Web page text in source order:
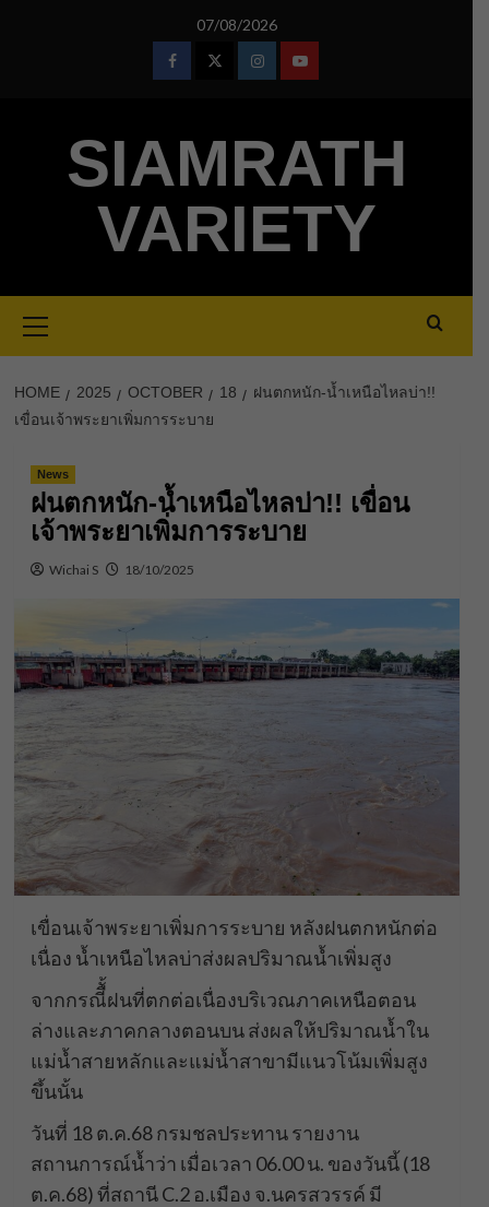
07/08/2026
FacebookTwitterInstagramYoutube
SIAMRATH
VARIETY
Menu
HOME 2025 OCTOBER 18
ฝนตกหนัก-น้ำเหนือไหลบ่า!!
เขื่อนเจ้าพระยาเพิ่มการระบาย
News
ฝนตกหนัก-น้ำเหนือไหลบ่า!! เขื่อน
เจ้าพระยาเพิ่มการระบาย
Wichai S 18/10/2025
เขื่อนเจ้าพระยาเพิ่มการระบาย หลังฝนตกหนักต่อ
เนื่อง น้ำเหนือไหลบ่าส่งผลปริมาณน้ำเพิ่มสูง
จากกรณีืั้ฝนที่ตกต่อเนื่องบริเวณภาคเหนือตอน
ล่างและภาคกลางตอนบน ส่งผลให้ปริมาณน้ำใน
แม่น้ำสายหลักและแม่น้ำสาขามีแนวโน้มเพิ่มสูง
ขึ้นนั้น
วันที่ 18 ต.ค.68 กรมชลประทาน รายงาน
สถานการณ์น้ำว่า เมื่อเวลา 06.00 น. ของวันนี้ (18
ต.ค.68) ที่สถานี C.2 อ.เมือง จ.นครสวรรค์ มี